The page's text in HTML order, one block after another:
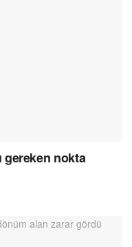
gereken nokta